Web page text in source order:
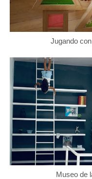
Jugando
Museo de